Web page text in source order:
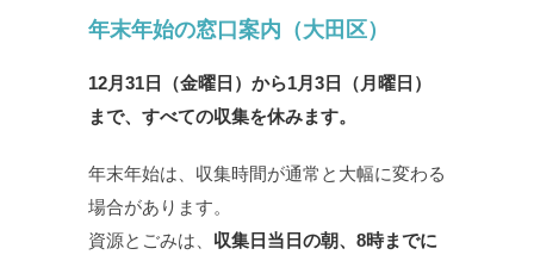
年末年始の窓口案内（大田区）
12月31日（金曜日）から1月3日（月曜日）
まで、すべての収集を休みます。
年末年始は、収集時間が通常と大幅に変わる
場合があります。
資源とごみは、 収集日当日の朝、8時までに